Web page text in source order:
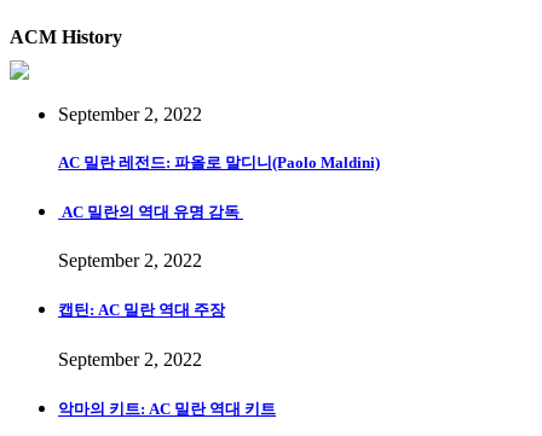
ACM History
September 2, 2022
AC 밀란 레전드: 파올로 말디니(Paolo Maldini)
AC 밀란의 역대 유명 감독
September 2, 2022
캡틴: AC 밀란 역대 주장
September 2, 2022
악마의 키트: AC 밀란 역대 키트